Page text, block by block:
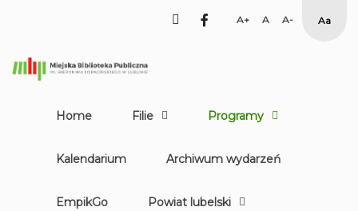
facebook
Set Set
Smaller
High
Home Filie Programy
Kalendarium Archiwum wydarzeń
EmpikGo Powiat lubelski